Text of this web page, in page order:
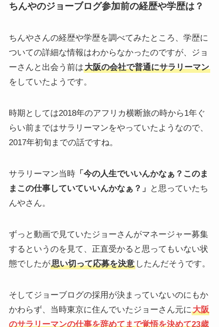
ちんやのジョーブログ参加前の経歴や学歴は？
ちんやさんの経歴や学歴を調べてみたところ、学歴に
ついての詳細な情報はわからなかったのですが、ジョ
ーさんと出会う前は大阪の会社で普通にサラリーマン
をしていたようです。
時期としては2018年のアフリカ横断旅の時から1年ぐ
らい前まではサラリーマンをやっていたようなので、
2017年初旬までの話ですね。
サラリーマン当時「今の人生でいいんかなぁ？このま
まこの仕事していていいんかなぁ？」
と思っていたち
んやさん。
ずっと動画で見ていたジョーさんがマネージャー募集
するというのを見て、正直受かると思ってもいない状
態でしたが思い切って応募を決意したんだそうです。
そしてジョーブログの採用が決まっていないのにもか
かわらず、当時東京に住んでいたジョーさん元に大阪
のサラリーマンの仕事を辞めてまで覚悟を決めて23歳